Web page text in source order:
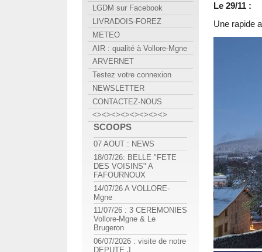
Le 29/11 :
Une rapide
LGDM sur Facebook
LIVRADOIS-FOREZ
METEO
AIR : qualité à Vollore-Mgne
ARVERNET
Testez votre connexion
NEWSLETTER
CONTACTEZ-NOUS
<><><><><><><><>
SCOOPS
07 AOUT : NEWS
18/07/26: BELLE "FETE
DES VOISINS" A
FAFOURNOUX
14/07/26 A VOLLORE-
Mgne
11/07/26 : 3 CEREMONIES
Vollore-Mgne & Le
Brugeron
06/07/2026 : visite de notre
DEPUTE J.